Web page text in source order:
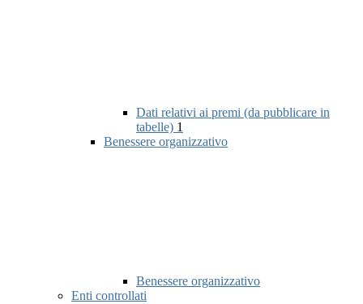
Dati relativi ai premi (da pubblicare in
tabelle) 1
Benessere organizzativo
Benessere organizzativo
Enti controllati